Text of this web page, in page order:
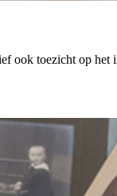
ook toezicht op het